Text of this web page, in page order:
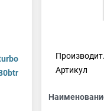
Артикул